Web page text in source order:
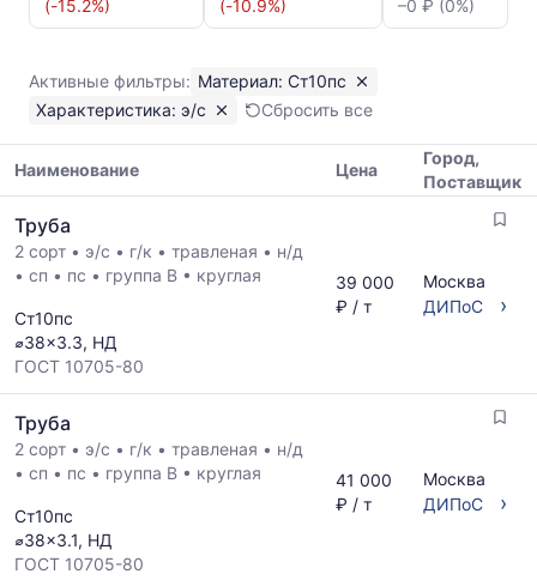
э/
Ст10пс
Показаны
минимальная,
медианная
и
цена
по
данным
прайс-
листов
поставщиков
за
Статистика
рассчитывается
по
предложениям
и
обновляется
(-15.2%)
(-10.9%)
–0 ₽ (0%)
Активные фильтры: Материал: Ст10пс
Характеристика: э/с
Сбросить все
цен
на
металлопрокат
указанием
ГОСТ,
размеров
и
поставщиков
по
запросу
Наименование Цена
Город,
Поставщик
Труба
2 сорт • э/с • г/к • травленая • н/д
• сп • пс • группа В • круглая
Ст10пс
⌀38x3.3, НД
ГОСТ 10705-80
39 000
₽ / т
Москва
ДИПоС
›
Труба
2 сорт • э/с • г/к • травленая • н/д
• сп • пс • группа В • круглая
Ст10пс
⌀38x3.1, НД
ГОСТ 10705-80
41 000
₽ / т
Москва
ДИПоС
›